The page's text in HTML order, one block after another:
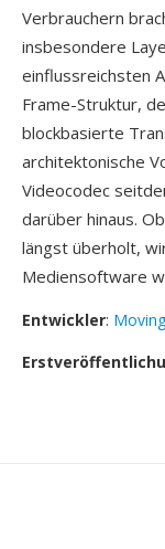
Verbrauchern
insbesondere
einflussreichsten
Frame-Struktur,
blockbasierte
architektonische
Videocodec
darüber hinaus.
längst überholt,
Mediensoftware
Entwickler: